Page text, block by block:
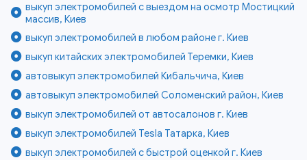
выкуп электромобилей с выездом на осмотр Мостицкий
массив, Киев
выкуп электромобилей в любом районе г. Киев
выкуп китайских электромобилей Теремки, Киев
автовыкуп электромобилей Кибальчича, Киев
автовыкуп электромобилей Соломенский район, Киев
выкуп электромобилей от автосалонов г. Киев
выкуп электромобилей Tesla Татарка, Киев
выкуп электромобилей с быстрой оценкой г. Киев